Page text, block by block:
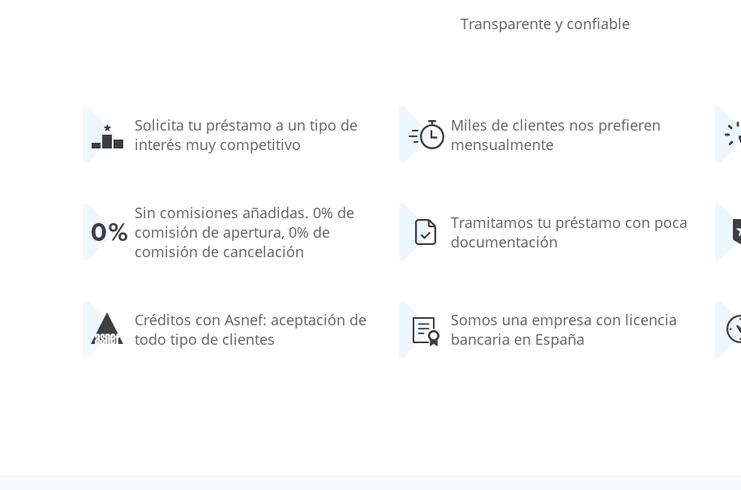
Transparente y confiable
Solicita tu préstamo a un tipo de
interés muy competitivo
Miles de clientes nos prefieren
mensualmente
Sin comisiones añadidas. 0% de
comisión de apertura, 0% de
comisión de cancelación
Tramitamos tu préstamo con poca
documentación
Créditos con Asnef: aceptación de
todo tipo de clientes
Somos una empresa con licencia
bancaria en España